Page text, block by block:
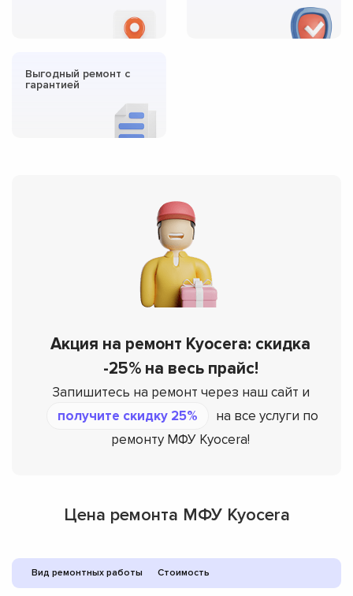
Выгодный ремонт с
гарантией
Акция на ремонт Kyocera: скидка
-25% на весь прайс!
Запишитесь на ремонт через наш сайт и
получите скидку 25%
на все услуги по
ремонту МФУ Kyocera!
Цена ремонта МФУ Kyocera
Вид ремонтных работы Стоимость